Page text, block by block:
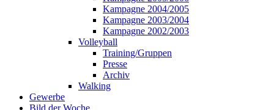
Kampagne 2004/2005
Kampagne 2003/2004
Kampagne 2002/2003
Volleyball
Training/Gruppen
Presse
Archiv
Walking
Gewerbe
Bild der Woche